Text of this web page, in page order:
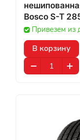
Bosco S-T
Казахстане
Привезем из
В корзину